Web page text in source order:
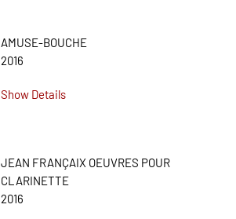
AMUSE-BOUCHE
2016
Show Details
JEAN FRANÇAIX OEUVRES POUR
CLARINETTE
2016